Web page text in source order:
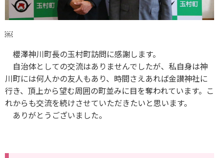
￼
櫻澤神川町長の玉村町訪問に感謝します。
自治体としての交流はありませんでしたが、私自身は神
川町には何人かの友人もあり、時間さえあれば金讃神社に
行き、頂上から望む周囲の町並みに目を奪われています。こ
れからも交流を続けさせていただきたいと思います。
ありがとうございました。